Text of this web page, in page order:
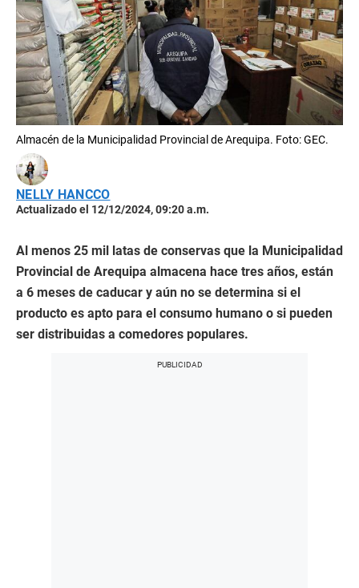
Almacén de la Municipalidad Provincial de Arequipa. Foto: GEC.
NELLY HANCCO
Actualizado el 12/12/2024, 09:20 a.m.
Al menos 25 mil latas de conservas que la Municipalidad
Provincial de Arequipa almacena hace tres años, están
a 6 meses de caducar y aún no se determina si el
producto es apto para el consumo humano o si pueden
ser distribuidas a comedores populares.